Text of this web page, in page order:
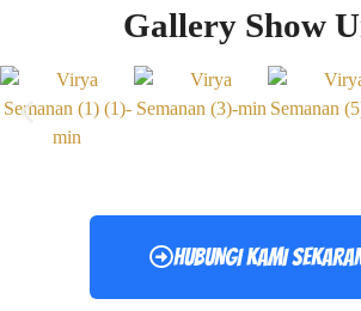
Gallery Show
HUBUNGI KAMI